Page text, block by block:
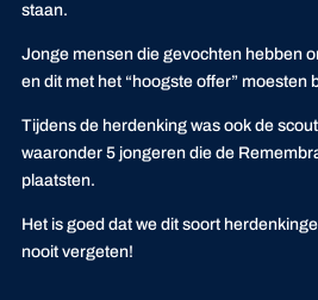
staan.
Jonge mensen die gevochten hebben
en dit met het “hoogste offer” moesten
Tijdens de herdenking was ook de
waaronder 5 jongeren die de
plaatsten.
Het is goed dat we dit soort
nooit vergeten!